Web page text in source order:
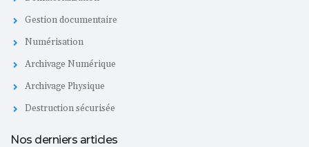
Gestion documentaire
Numérisation
Archivage Numérique
Archivage Physique
Destruction sécurisée
Nos derniers articles